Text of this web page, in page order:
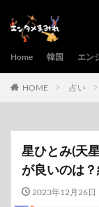
Home 韓国 エン
HOME 占い
星ひとみ(天
が良いのは
2023年12月26日